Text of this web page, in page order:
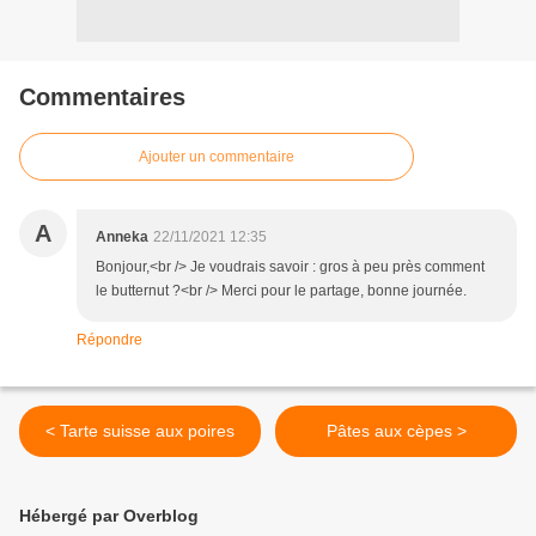
Commentaires
Ajouter un commentaire
A Anneka 22/11/2021 12:35
Bonjour,<br /> Je voudrais savoir : gros à peu près comment
le butternut ?<br /> Merci pour le partage, bonne journée.
Répondre
< Tarte suisse aux poires Pâtes aux cèpes >
Hébergé par Overblog